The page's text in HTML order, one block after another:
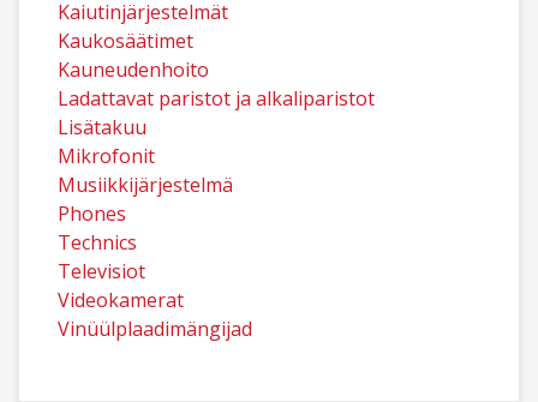
Kaiutinjärjestelmät
Kaukosäätimet
Kauneudenhoito
Ladattavat paristot ja alkaliparistot
Lisätakuu
Mikrofonit
Musiikkijärjestelmä
Phones
Technics
Televisiot
Videokamerat
Vinüülplaadimängijad